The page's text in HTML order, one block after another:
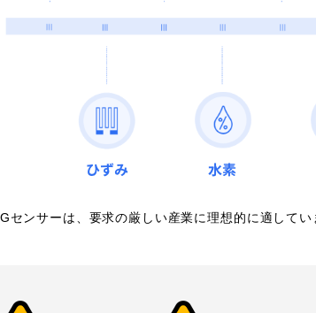
センサーは、要求の厳しい産業に理想的に適して